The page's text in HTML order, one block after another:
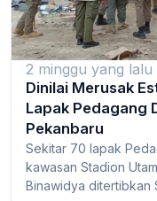
2 minggu yang lalu
Dinilai Merusak
Lapak Pedagang
Pekanbaru
Sekitar 70 lapak
kawasan Stadion
Binawidya ditertibkan